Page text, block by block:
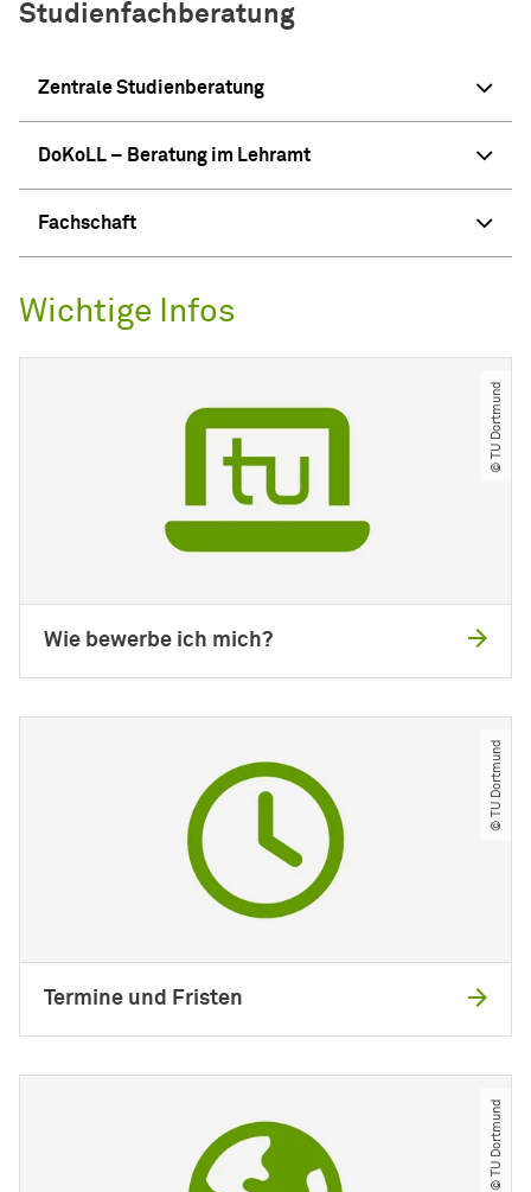
Studienfachberatung
Zentrale Studienberatung
DoKoLL – Beratung im Lehramt
Fachschaft
Wichtige Infos
© TU Dortmund
Wie bewerbe ich mich?
© TU Dortmund
Termine und Fristen
© TU Dortmund